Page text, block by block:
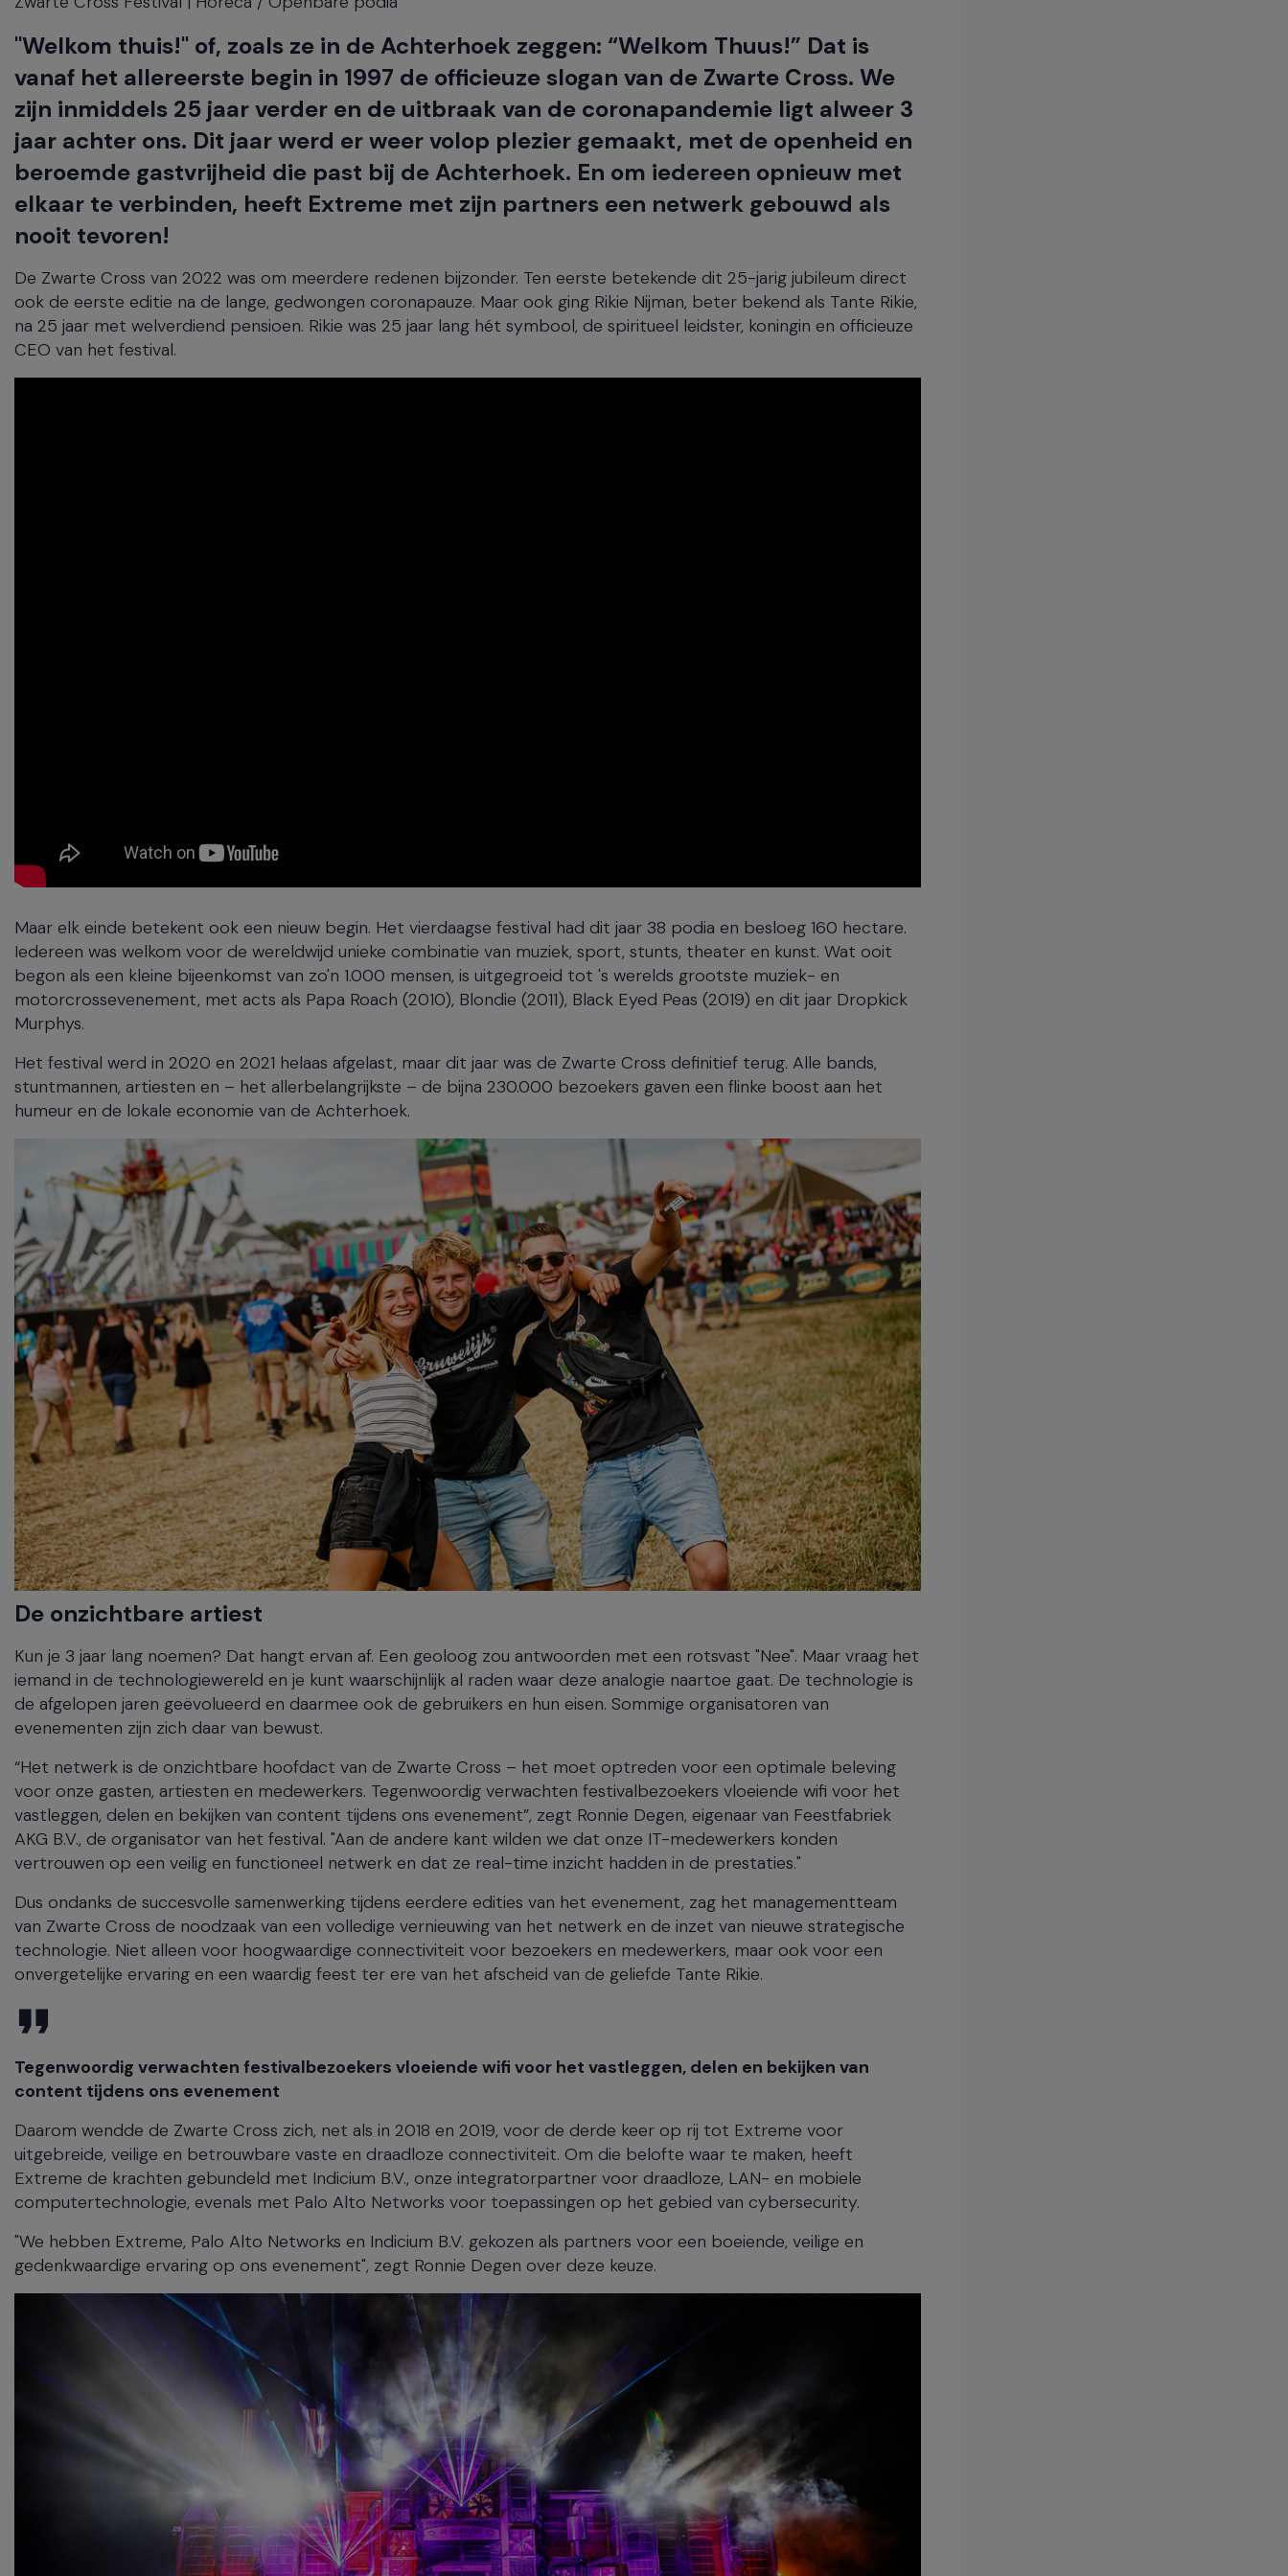
will
the
current
menu.
Spacebar
will
open
the
current
menu.
"Welkom thuis!" of, zoals ze in de Achterhoek zeggen: “Welkom Thuus!” Dat is
vanaf het allereerste begin in 1997 de officieuze slogan van de Zwarte Cross. We
zijn inmiddels 25 jaar verder en de uitbraak van de coronapandemie ligt alweer 3
jaar achter ons. Dit jaar werd er weer volop plezier gemaakt, met de openheid en
beroemde gastvrijheid die past bij de Achterhoek. En om iedereen opnieuw met
elkaar te verbinden, heeft Extreme met zijn partners een netwerk gebouwd als
nooit tevoren!
De Zwarte Cross van 2022 was om meerdere redenen bijzonder. Ten eerste betekende dit 25-jarig jubileum direct
ook de eerste editie na de lange, gedwongen coronapauze. Maar ook ging Rikie Nijman, beter bekend als Tante Rikie,
na 25 jaar met welverdiend pensioen. Rikie was 25 jaar lang hét symbool, de spiritueel leidster, koningin en officieuze
CEO van het festival.
Maar elk einde betekent ook een nieuw begin. Het vierdaagse festival had dit jaar 38 podia en besloeg 160 hectare.
Iedereen was welkom voor de wereldwijd unieke combinatie van muziek, sport, stunts, theater en kunst. Wat ooit
begon als een kleine bijeenkomst van zo'n 1.000 mensen, is uitgegroeid tot 's werelds grootste muziek- en
motorcrossevenement, met acts als Papa Roach (2010), Blondie (2011), Black Eyed Peas (2019) en dit jaar Dropkick
Murphys.
Het festival werd in 2020 en 2021 helaas afgelast, maar dit jaar was de Zwarte Cross definitief terug. Alle bands,
stuntmannen, artiesten en – het allerbelangrijkste – de bijna 230.000 bezoekers gaven een flinke boost aan het
humeur en de lokale economie van de Achterhoek.
De onzichtbare artiest
Kun je 3 jaar lang noemen? Dat hangt ervan af. Een geoloog zou antwoorden met een rotsvast "Nee". Maar vraag het
iemand in de technologiewereld en je kunt waarschijnlijk al raden waar deze analogie naartoe gaat. De technologie is
de afgelopen jaren geëvolueerd en daarmee ook de gebruikers en hun eisen. Sommige organisatoren van
evenementen zijn zich daar van bewust.
“Het netwerk is de onzichtbare hoofdact van de Zwarte Cross – het moet optreden voor een optimale beleving
voor onze gasten, artiesten en medewerkers. Tegenwoordig verwachten festivalbezoekers vloeiende wifi voor het
vastleggen, delen en bekijken van content tijdens ons evenement”, zegt Ronnie Degen, eigenaar van Feestfabriek
AKG B.V., de organisator van het festival. "Aan de andere kant wilden we dat onze IT-medewerkers konden
vertrouwen op een veilig en functioneel netwerk en dat ze real-time inzicht hadden in de prestaties."
Dus ondanks de succesvolle samenwerking tijdens eerdere edities van het evenement, zag het managementteam
van Zwarte Cross de noodzaak van een volledige vernieuwing van het netwerk en de inzet van nieuwe strategische
technologie. Niet alleen voor hoogwaardige connectiviteit voor bezoekers en medewerkers, maar ook voor een
onvergetelijke ervaring en een waardig feest ter ere van het afscheid van de geliefde Tante Rikie.
Tegenwoordig verwachten festivalbezoekers vloeiende wifi voor het vastleggen, delen en bekijken van
content tijdens ons evenement
Daarom wendde de Zwarte Cross zich, net als in 2018 en 2019, voor de derde keer op rij tot Extreme voor
uitgebreide, veilige en betrouwbare vaste en draadloze connectiviteit. Om die belofte waar te maken, heeft
Extreme de krachten gebundeld met Indicium B.V., onze integratorpartner voor draadloze, LAN- en mobiele
computertechnologie, evenals met Palo Alto Networks voor toepassingen op het gebied van cybersecurity.
"We hebben Extreme, Palo Alto Networks en Indicium B.V. gekozen als partners voor een boeiende, veilige en
gedenkwaardige ervaring op ons evenement", zegt Ronnie Degen over deze keuze.